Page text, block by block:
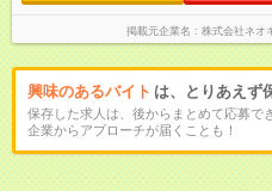
掲載元企業名 株式会社ネオ
興味のあるバイト は、とりあえず
保存した求人は、後からまとめて応募で
企業からアプローチが届くことも！